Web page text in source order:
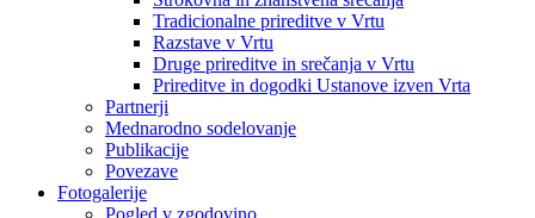
Tradicionalne prireditve v Vrtu
Razstave v Vrtu
Druge prireditve in srečanja v Vrtu
Prireditve in dogodki Ustanove izven Vrta
Partnerji
Mednarodno sodelovanje
Publikacije
Povezave
Fotogalerije
Pogled v zgodovino